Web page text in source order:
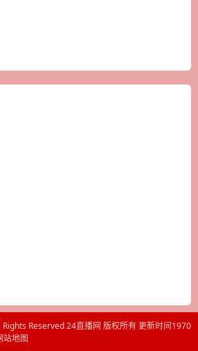
Reserved 24直播网 版权所有 更新时间1970
站地图